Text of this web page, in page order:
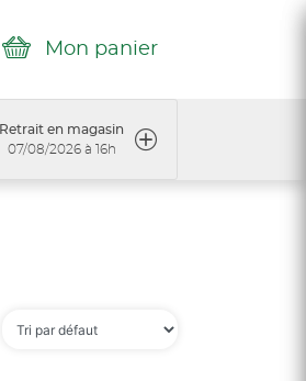
Mon panier
Retrait en magasin
07/08/2026 à 16h